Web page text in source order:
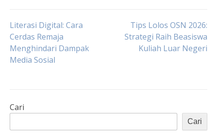
Navigasi
pos
Literasi Digital: Cara
Cerdas Remaja
Menghindari Dampak
Media Sosial
Tips Lolos OSN 2026:
Strategi Raih Beasiswa
Kuliah Luar Negeri
Cari
Cari